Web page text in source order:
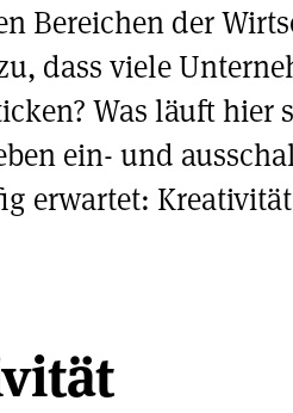
Bereichen der
dass viele
Was läuft hier
ein- und
erwartet: